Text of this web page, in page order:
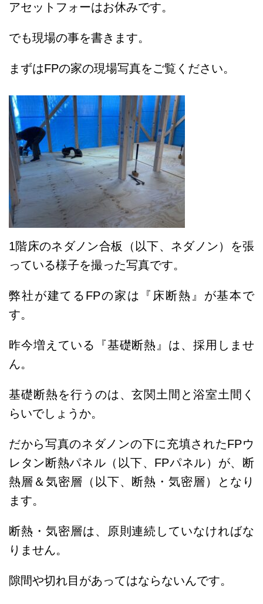
アセットフォーはお休みです。
でも現場の事を書きます。
まずはFPの家の現場写真をご覧ください。
1階床のネダノン合板（以下、ネダノン）を張
っている様子を撮った写真です。
弊社が建てるFPの家は『床断熱』が基本で
す。
昨今増えている『基礎断熱』は、採用しませ
ん。
基礎断熱を行うのは、玄関土間と浴室土間く
らいでしょうか。
だから写真のネダノンの下に充填されたFPウ
レタン断熱パネル（以下、FPパネル）が、断
熱層＆気密層（以下、断熱・気密層）となり
ます。
断熱・気密層は、原則連続していなければな
りません。
隙間や切れ目があってはならないんです。